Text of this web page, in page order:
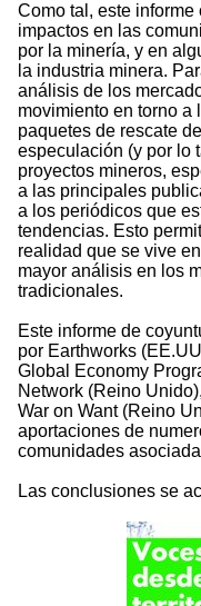
Como tal, este
impactos en las
por la minería, y en
la industria minera.
análisis de los
movimiento en torno
paquetes de rescate
especulación (y por lo
proyectos mineros,
a las principales
a los periódicos que
tendencias. Esto
realidad que se vive
mayor análisis en los
tradicionales.
Este informe de
por Earthworks
Global Economy
Network (Reino
War on Want (Reino
aportaciones de
comunidades
Las conclusiones se